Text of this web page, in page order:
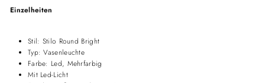
Einzelheiten
Stil: Stilo Round Bright
Typ: Vasenleuchte
Farbe: Led, Mehrfarbig
Mit Led-Licht